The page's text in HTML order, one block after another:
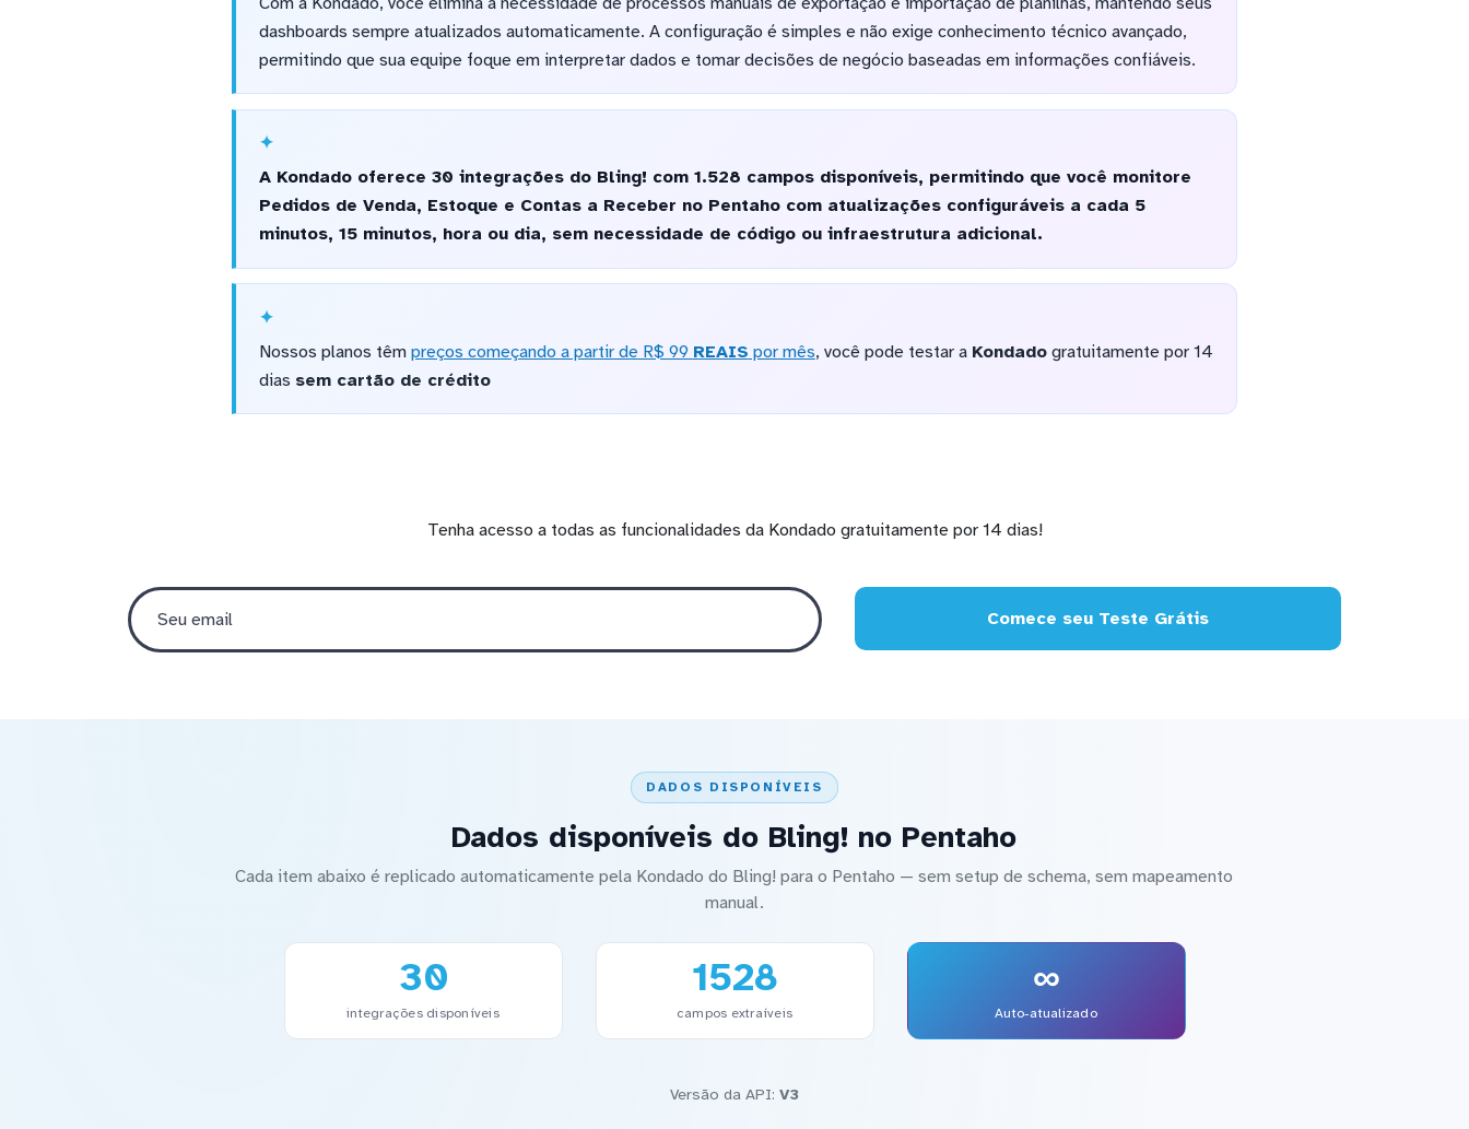
dashboards sempre atualizados automaticamente. A configuração é simples e não exige conhecimento técnico avançado,
permitindo que sua equipe foque em interpretar dados e tomar decisões de negócio baseadas em informações confiáveis.
A Kondado oferece 30 integrações do Bling! com 1.528 campos disponíveis, permitindo que você monitore
Pedidos de Venda, Estoque e Contas a Receber no Pentaho com atualizações configuráveis a cada 5
minutos, 15 minutos, hora ou dia, sem necessidade de código ou infraestrutura adicional.
Nossos planos têm preços começando a partir de R$ 99 REAIS por mês, você pode testar a Kondadogratuitamente por 14
dias sem cartão de crédito
Tenha acesso a todas as funcionalidades da Kondado gratuitamente por 14 dias!
Comece seu Teste Grátis
DADOS DISPONÍVEIS
Dados disponíveis do Bling! no Pentaho
Cada item abaixo é replicado automaticamente pela Kondado do Bling! para o Pentaho — sem setup de schema, sem mapeamento
manual.
30
integrações disponíveis
1528
campos extraíveis
∞
Auto-atualizado
Versão da API: V3